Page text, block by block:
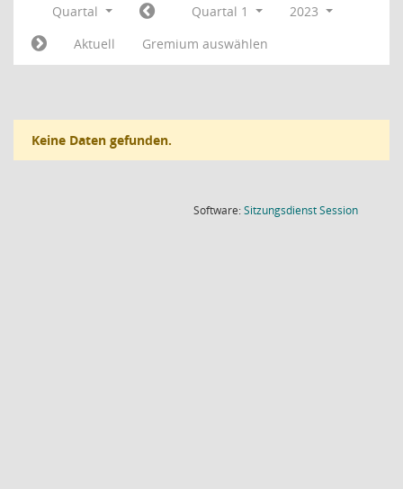
Quartal Quartal 1
2023
Aktuell
Gremium auswählen
Keine Daten gefunden.
Software:SitzungsdienstSession(Wird in